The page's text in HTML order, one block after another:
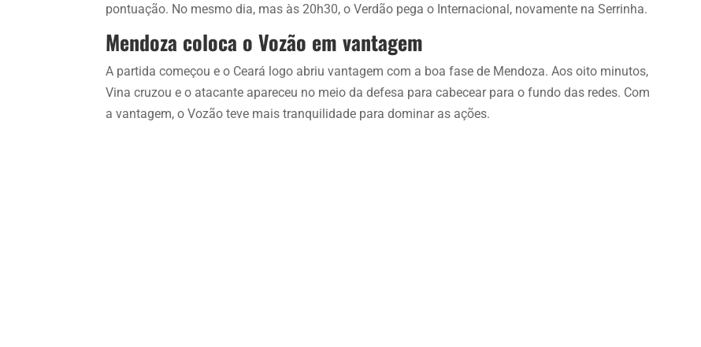
pontuação. No mesmo dia, mas às 20h30, o Verdão pega o Internacional, novamente na Serrinha.
Mendoza coloca o Vozão em vantagem
A partida começou e o Ceará logo abriu vantagem com a boa fase de Mendoza. Aos oito minutos,
Vina cruzou e o atacante apareceu no meio da defesa para cabecear para o fundo das redes. Com
a vantagem, o Vozão teve mais tranquilidade para dominar as ações.